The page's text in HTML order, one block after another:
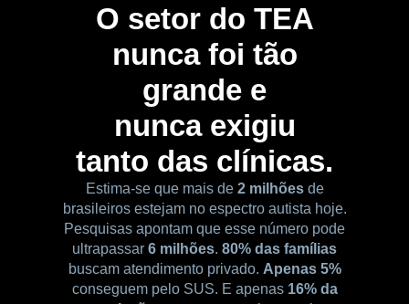
O setor do TEA
nunca foi tão
grande e
nunca exigiu
tanto das clínicas.
Estima-se que mais de2 milhõesde
brasileiros estejam no espectro autista hoje.
Pesquisas apontam que esse número pode
ultrapassar 6 milhões. 80% das famílias
buscam atendimento privado. Apenas 5%
conseguem pelo SUS. E apenas 16% da